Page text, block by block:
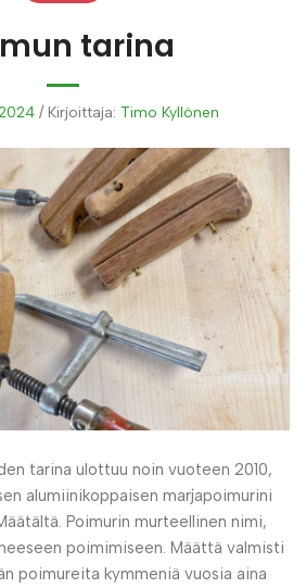
tarina
/ Kirjoittaja: Timo Kyllönen
tarina ulottuu noin vuoteen 2010,
alumiinikoppaisen marjapoimurini
Poimurin murteellinen nimi,
poimimiseen. Määttä valmisti
poimureita kymmeniä vuosia aina